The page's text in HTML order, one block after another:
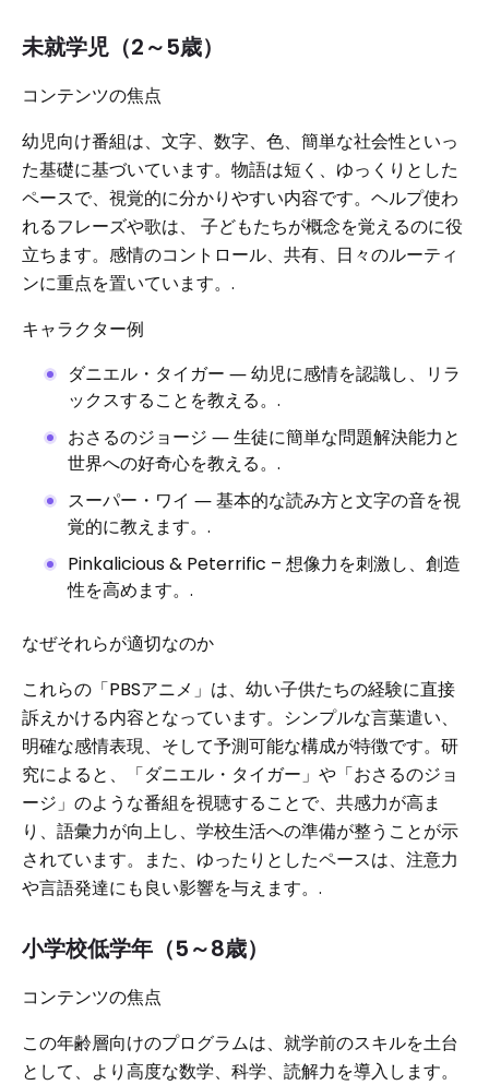
未就学児（2～5歳）
コンテンツの焦点
幼児向け番組は、文字、数字、色、簡単な社会性といっ
た基礎に基づいています。物語は短く、ゆっくりとした
ペースで、視覚的に分かりやすい内容です。ヘルプ使わ
れるフレーズや歌は、 子どもたちが概念を覚えるのに役
立ちます。感情のコントロール、共有、日々のルーティ
ンに重点を置いています。.
キャラクター例
ダニエル・タイガー ― 幼児に感情を認識し、リラ
ックスすることを教える。.
おさるのジョージ ― 生徒に簡単な問題解決能力と
世界への好奇心を教える。.
スーパー・ワイ ― 基本的な読み方と文字の音を視
覚的に教えます。.
Pinkalicious & Peterrific – 想像力を刺激し、創造
性を高めます。.
なぜそれらが適切なのか
これらの「PBSアニメ」は、幼い子供たちの経験に直接
訴えかける内容となっています。シンプルな言葉遣い、
明確な感情表現、そして予測可能な構成が特徴です。研
究によると、「ダニエル・タイガー」や「おさるのジョ
ージ」のような番組を視聴することで、共感力が高ま
り、語彙力が向上し、学校生活への準備が整うことが示
されています。また、ゆったりとしたペースは、注意力
や言語発達にも良い影響を与えます。.
小学校低学年（5～8歳）
コンテンツの焦点
この年齢層向けのプログラムは、就学前のスキルを土台
として、より高度な数学、科学、読解力を導入します。